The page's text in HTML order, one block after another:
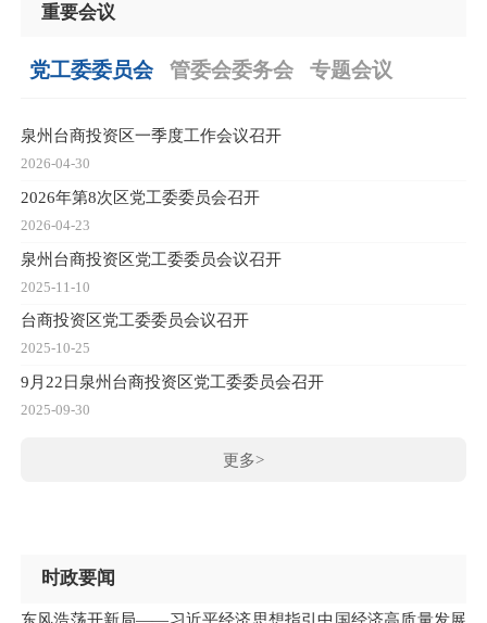
重要会议
党工委委员会 管委会委务会 专题会议
泉州台商投资区一季度工作会议召开
2026-04-30
2026年第8次区党工委委员会召开
2026-04-23
泉州台商投资区党工委委员会议召开
2025-11-10
台商投资区党工委委员会议召开
2025-10-25
9月22日泉州台商投资区党工委委员会召开
2025-09-30
更多>
时政要闻
东风浩荡开新局——习近平经济思想指引中国经济高质量发展